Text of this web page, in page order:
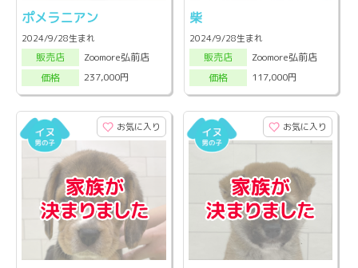
ポメラニアン
2024/9/28生まれ
販売店
Zoomore弘前店
価格
237,000円
柴
2024/9/28生まれ
販売店
Zoomore弘前店
価格
117,000円
お気に入り お気に入り